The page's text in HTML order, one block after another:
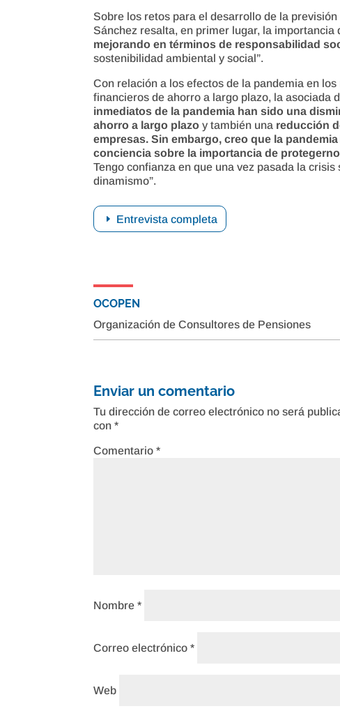
Sobre los retos para el desarrollo de la
Sánchez resalta, en primer lugar, la importancia
mejorando en términos de responsabilidad
sostenibilidad ambiental y social”.
Con relación a los efectos de la pandemia en
financieros de ahorro a largo plazo, la asociada
inmediatos de la pandemia han sido una
ahorro a largo plazo y también una reducción
empresas. Sin embargo, creo que la
conciencia sobre la importancia de
Tengo confianza en que una vez pasada la
dinamismo”.
Entrevista completa
OCOPEN
Organización de Consultores de Pensiones
Enviar un comentario
Tu dirección de correo electrónico no será
con*
Comentario*
Nombre*
Correo electrónico*
Web